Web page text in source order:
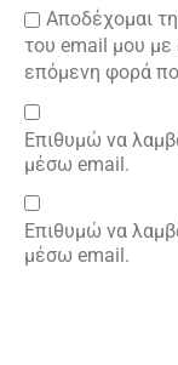
Αποδέχομαι
του email μου με
επόμενη φορά
Επιθυμώ να
μέσω email.
Επιθυμώ να
μέσω email.